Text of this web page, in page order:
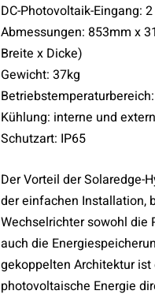
DC-Photovoltaik-Eingang:
Abmessungen: 853mm x
Breite x Dicke)
Gewicht: 37kg
Kühlung: interne und
Schutzart: IP65
Der Vorteil der Solaredge-
der einfachen Installation,
Wechselrichter sowohl die
auch die
gekoppelten Architektur ist
photovoltaische Energie